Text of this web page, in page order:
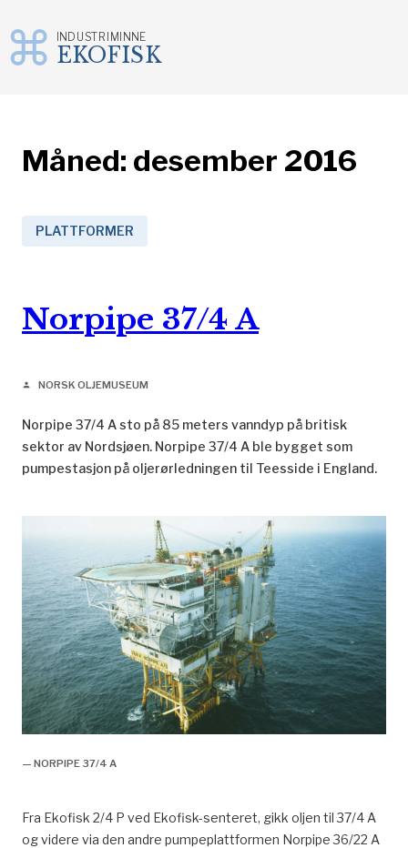
INDUSTRIMINNE
EKOFISK
Måned: desember 2016
PLATTFORMER
Norpipe 37/4 A
person NORSK OLJEMUSEUM
Norpipe 37/4 A sto på 85 meters vanndyp på britisk
sektor av Nordsjøen. Norpipe 37/4 A ble bygget som
pumpestasjon på oljerørledningen til Teesside i England.
— NORPIPE 37/4 A
Fra Ekofisk 2/4 P ved Ekofisk-senteret, gikk oljen til 37/4 A
og videre via den andre pumpeplattformen Norpipe 36/22 A